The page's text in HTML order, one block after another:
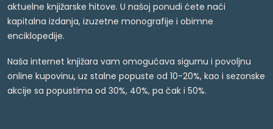
aktuelne knjižarske hitove. U našoj ponudi ćete naći
kapitalna izdanja, izuzetne monografije i obimne
enciklopedije.
Naša internet knjižara vam omogućava sigurnu i povoljnu
online kupovinu, uz stalne popuste od 10-20%, kao i sezonske
akcije sa popustima od 30%, 40%, pa čak i 50%.